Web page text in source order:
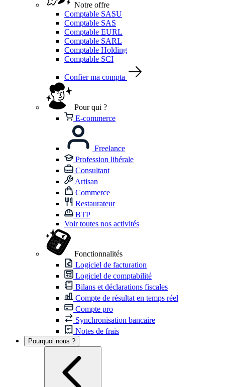
Notre offre
Comptable SASU
Comptable SAS
Comptable EURL
Comptable SARL
Comptable Holding
Comptable SCI
Confier ma compta
Pour qui ?
E-commerce
Freelance
Profession libérale
Consultant
Artisan
Commerce
Restaurateur
BTP
Voir toutes nos activités
Fonctionnalités
Logiciel de facturation
Logiciel de comptabilité
Bilans et déclarations fiscales
Compte de résultat en temps réel
Compte pro
Synchronisation bancaire
Notes de frais
Pourquoi nous ?